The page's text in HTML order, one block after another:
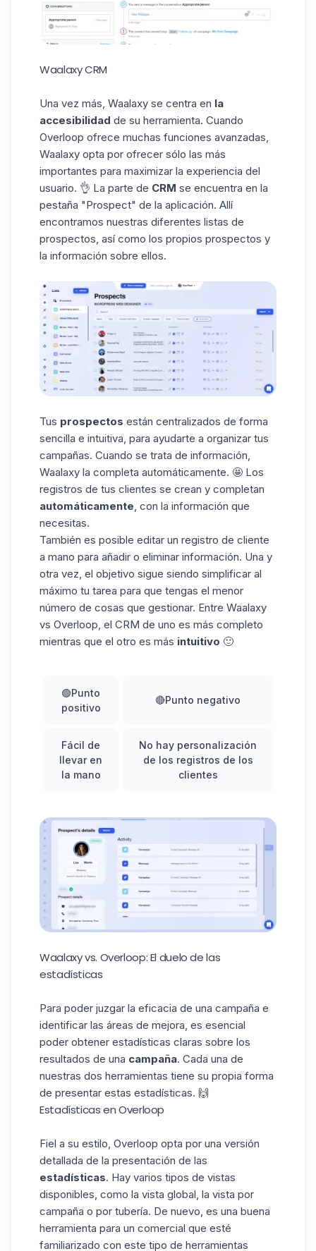
Waalaxy CRM
Una vez más, Waalaxy se centra en la
accesibilidad de su herramienta. Cuando
Overloop ofrece muchas funciones avanzadas,
Waalaxy opta por ofrecer sólo las más
importantes para maximizar la experiencia del
usuario. 👌 La parte de CRM se encuentra en la
pestaña "Prospect" de la aplicación. Allí
encontramos nuestras diferentes listas de
prospectos, así como los propios prospectos y
la información sobre ellos.
Tus prospectos están centralizados de forma
sencilla e intuitiva, para ayudarte a organizar tus
campañas. Cuando se trata de información,
Waalaxy la completa automáticamente. 🤩 Los
registros de tus clientes se crean y completan
automáticamente , con la información que
necesitas.
También es posible editar un registro de cliente
a mano para añadir o eliminar información. Una y
otra vez, el objetivo sigue siendo simplificar al
máximo tu tarea para que tengas el menor
número de cosas que gestionar. Entre Waalaxy
vs Overloop, el CRM de uno es más completo
mientras que el otro es más intuitivo 🙂
🟢Punto
positivo
🔴Punto negativo
Fácil de
llevar en
la mano
No hay personalización
de los registros de los
clientes
Waalaxy vs. Overloop: El duelo de las
estadísticas
Para poder juzgar la eficacia de una campaña e
identificar las áreas de mejora, es esencial
poder obtener estadísticas claras sobre los
resultados de una campaña. Cada una de
nuestras dos herramientas tiene su propia forma
de presentar estas estadísticas. 🙌
Estadísticas en Overloop
Fiel a su estilo, Overloop opta por una versión
detallada de la presentación de las
estadísticas. Hay varios tipos de vistas
disponibles, como la vista global, la vista por
campaña o por tubería. De nuevo, es una buena
herramienta para un comercial que esté
familiarizado con este tipo de herramientas